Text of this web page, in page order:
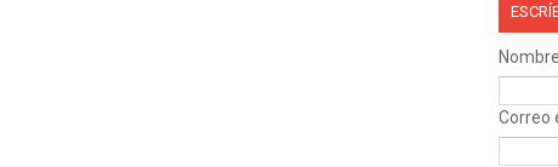
Nombre
Correo